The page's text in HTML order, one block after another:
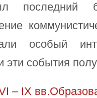
особый
эти события
– IX